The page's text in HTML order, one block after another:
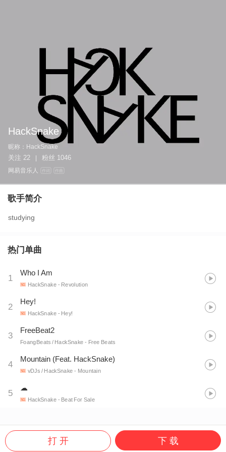
HackSnake
昵称： HackSnake
关注 22 粉丝 1046
网易音乐人 作词 作曲
歌手简介
studying
热门单曲
1
Who I Am
HackSnake- Revolution
2
Hey!
HackSnake- Hey!
3
FreeBeat2
FoangBeats / HackSnake - Free Beats
4
Mountain (Feat. HackSnake)
vDJs / HackSnake - Mountain
5
☁︎
HackSnake- Beat For Sale
打 开 下 载